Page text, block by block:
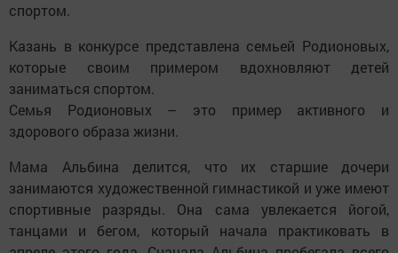
спортом.
Казань в конкурсе представлена семьей Родионовых,
которые своим примером вдохновляют детей
заниматься спортом.
Семья Родионовых – это пример активного и
здорового образа жизни.
Мама Альбина делится, что их старшие дочери
занимаются художественной гимнастикой и уже имеют
спортивные разряды. Она сама увлекается йогой,
танцами и бегом, который начала практиковать в